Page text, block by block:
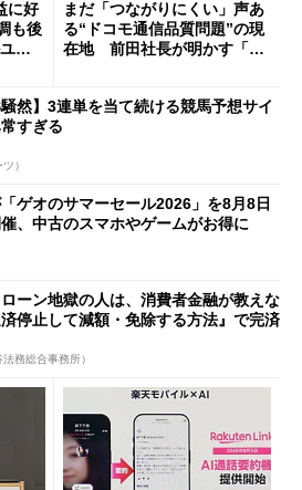
に好
も後
ー
まだ「つながりにくい」声あ
る“ドコモ通信品質問題”の現
在地 前田社長が明かす「道
騒然】3連単を当て続ける競馬予想サイ
常すぎる
）
ゲオのサマーセール2026」を8月8日
、中古のスマホやゲームがお得に
ーン地獄の人は、消費者金融が教えな
停止して減額・免除する方法』で完済
務総合事務所）